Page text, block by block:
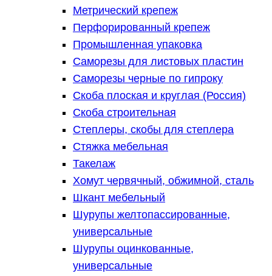
Метрический крепеж
Перфорированный крепеж
Промышленная упаковка
Саморезы для листовых пластин
Саморезы черные по гипроку
Скоба плоская и круглая (Россия)
Скоба строительная
Степлеры, скобы для степлера
Стяжка мебельная
Такелаж
Хомут червячный, обжимной, сталь
Шкант мебельный
Шурупы желтопассированные,
универсальные
Шурупы оцинкованные,
универсальные